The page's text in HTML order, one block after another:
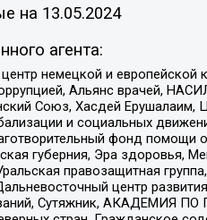
на 13.05.2024
агента:
немецкой и
Альянс врачей,
Союз, Хасдей
и социальных
фонд
губерния, Эра здоровья,
правозащитная
центр
Сутяжник, АКАДЕМИЯ